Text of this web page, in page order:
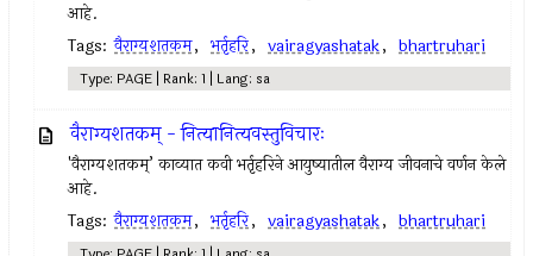
आहे.
Tags: वैराग्यशतकम, भर्तृहरि, vairagyashatak, bhartruhari
Type: PAGE | Rank: 1 | Lang: sa
वैराग्यशतकम् - नित्यानित्यवस्तुविचारः
'वैराग्यशतकम्’ काव्यात कवी भर्तृहरिने आयुष्यातील वैराग्य जीवनाचे वर्णन केले
आहे.
Tags: वैराग्यशतकम, भर्तृहरि, vairagyashatak, bhartruhari